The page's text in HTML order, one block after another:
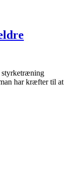
styrketræning
har kræfter til at